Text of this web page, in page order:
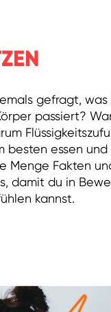
gefragt,
passiert?
besten essen
Menge Fakten
damit du in
kannst.